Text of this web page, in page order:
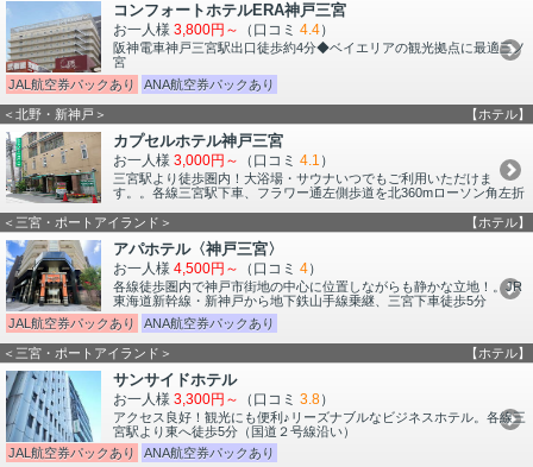
コンフォートホテルERA神戸三宮
お一人様 3,800円～ （口コミ 4.4）
阪神電車神戸三宮駅出口徒歩約4分◆ベイエリアの観光拠点に最適三ノ
宮
JAL航空券パックあり
ANA航空券パックあり
＜北野・新神戸＞ 【ホテル】
カプセルホテル神戸三宮
お一人様 3,000円～ （口コミ 4.1 ）
三宮駅より徒歩圏内！大浴場・サウナいつでもご利用いただけま
す。。各線三宮駅下車、フラワー通左側歩道を北360mローソン角左折
＜三宮・ポートアイランド＞ 【ホテル】
アパホテル〈神戸三宮〉
お一人様 4,500円～ （口コミ 4）
各線徒歩圏内で神戸市街地の中心に位置しながらも静かな立地！。JR
東海道新幹線・新神戸から地下鉄山手線乗継、三宮下車徒歩5分
JAL航空券パックあり
ANA航空券パックあり
＜三宮・ポートアイランド＞ 【ホテル】
サンサイドホテル
お一人様 3,300円～ （口コミ 3.8）
アクセス良好！観光にも便利♪リーズナブルなビジネスホテル。各線三
宮駅より東へ徒歩5分（国道２号線沿い）
JAL航空券パックあり
ANA航空券パックあり